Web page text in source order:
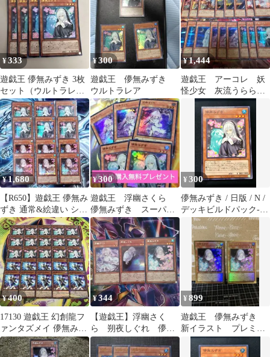
¥333
遊戯王 儚無みずき 3枚
セット（ウルトラレ
ア）
¥300
遊戯王 儚無みずき
ウルトラレア
¥1,444
遊戯王 アーコレ 妖
怪少女 灰流うらら
シク まとめ セット
¥1,680
【R650】遊戯王 儚無み
ずき 通常&絵違い シー
クレット
¥300
遊戯王 浮幽さくら
儚無みずき スーパ
ー デッキパーツ ま
とめ
¥300
儚無みずき / 日版 / N /
デッキビルドパック-
ヴァリアント・スマッ
シャーズ - / DBVS-
JP043 / ID:60643553
¥400
17130 遊戯王 幻創龍フ
ァンタズメイ 儚無みず
き 計25枚 ノーパラ
¥344
【遊戯王】浮幽さく
ら 朔夜しぐれ 儚無
みずき 絵違い シー
クレット 即購入ok
¥899
遊戯王 儚無みずき
新イラスト プレミア
ムゴールドレア 2枚